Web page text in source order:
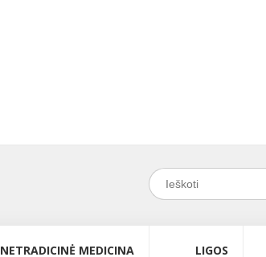
NETRADICINĖ MEDICINA LIGOS